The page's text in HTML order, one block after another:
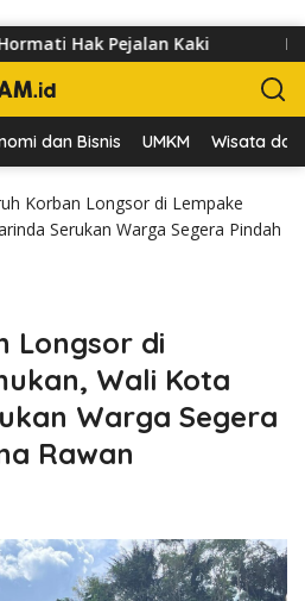
Pejalan Kaki
dan Bisnis UMKM Wisata dan
Korban Longsor di Lempake
Serukan Warga Segera Pindah
Longsor di
Wali Kota
Warga Segera
Rawan